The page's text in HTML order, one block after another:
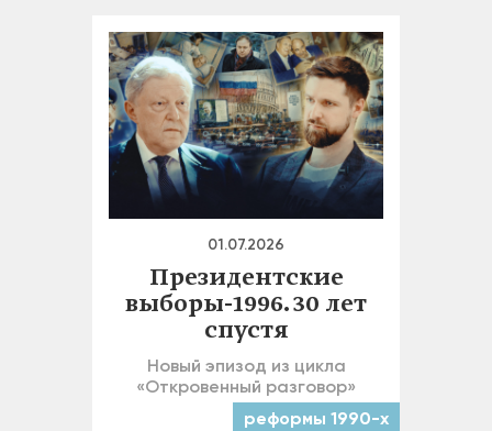
01.07.2026
Президентские
выборы-1996. 30 лет
спустя
Новый эпизод из цикла
«Откровенный разговор»
реформы 1990-х